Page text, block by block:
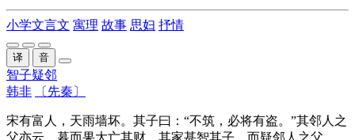
小学文言文 寓理 故事 思妇 抒情
译 音
智子疑邻
韩非
〔先秦〕
宋有富人，天雨墙坏。其子曰：“不筑 ，必将有盗。”其邻人之
父亦云。 暮而果大亡其财，其家甚智其子 ， 而疑邻人之父。